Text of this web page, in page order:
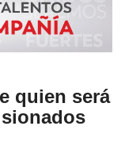
quien será